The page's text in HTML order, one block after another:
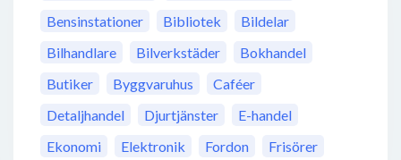
Bensinstationer
Bibliotek
Bildelar
Bilhandlare
Bilverkstäder
Bokhandel
Butiker
Byggvaruhus
Caféer
Detaljhandel
Djurtjänster
E-handel
Ekonomi
Elektronik Fordon
Frisörer